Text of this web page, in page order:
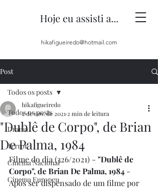
Hoje eu assisti a...
hikafigueiredo@hotmail.com
Post
Todos os posts
Drama
Terror
Cinema Nacional
Cinema Europeu
Todos os posts
"Dublê de Corpo", de Brian
De Palma, 1984
hikafigueiredo
2 de nov. de 2021 2 min de leitura
Filme do dia (326/2021) - "Dublê de
Corpo", de Brian De Palma, 1984 -
Após ser dispensado de um filme por